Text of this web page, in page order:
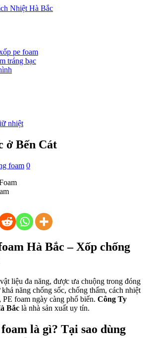
pe foam
tráng bạc
nhiệt
ở Bến Cát
foam 0
Hà Bắc – Xốp chống
liệu đa năng, được ưa chuộng trong đóng
năng chống sốc, chống thấm, cách nhiệt
foam ngày càng phổ biến. Công Ty
Bắc là nhà sản xuất uy tín.
là gì? Tại sao dùng